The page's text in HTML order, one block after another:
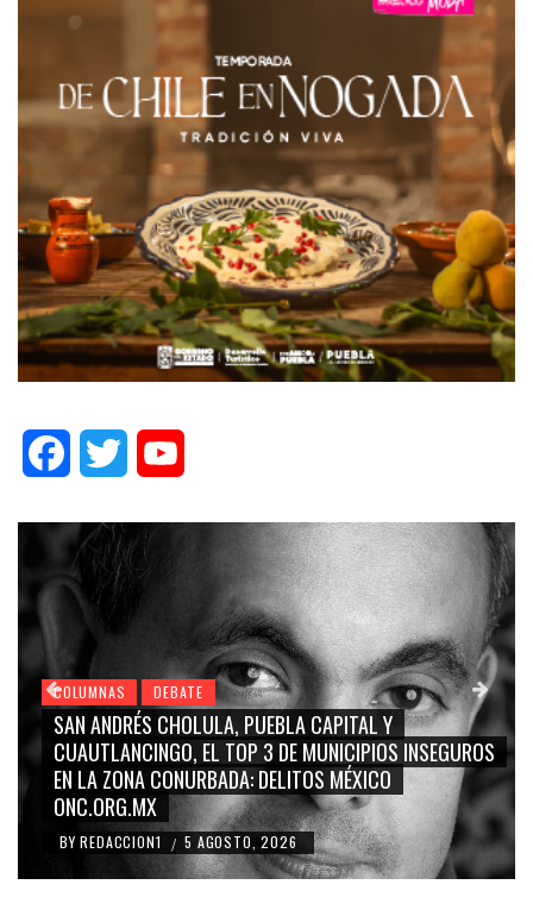
FacebookTwitter
COLUMNAS DEBATE
GRACE PALOMARES, NAY SALVATORI, SERGIO MAYER,
CARMEN SALINAS “LA CORCHOLATA”, CUAUHTÉMOC
BLANCO, SILVIA PINAL: LA TRIVIALIZACIÓN Y
RIDICULIZACIÓN DE LA REPRESENTACIÓN CIUDADANA
BY REDACCION1 / 4 AGOSTO, 2026